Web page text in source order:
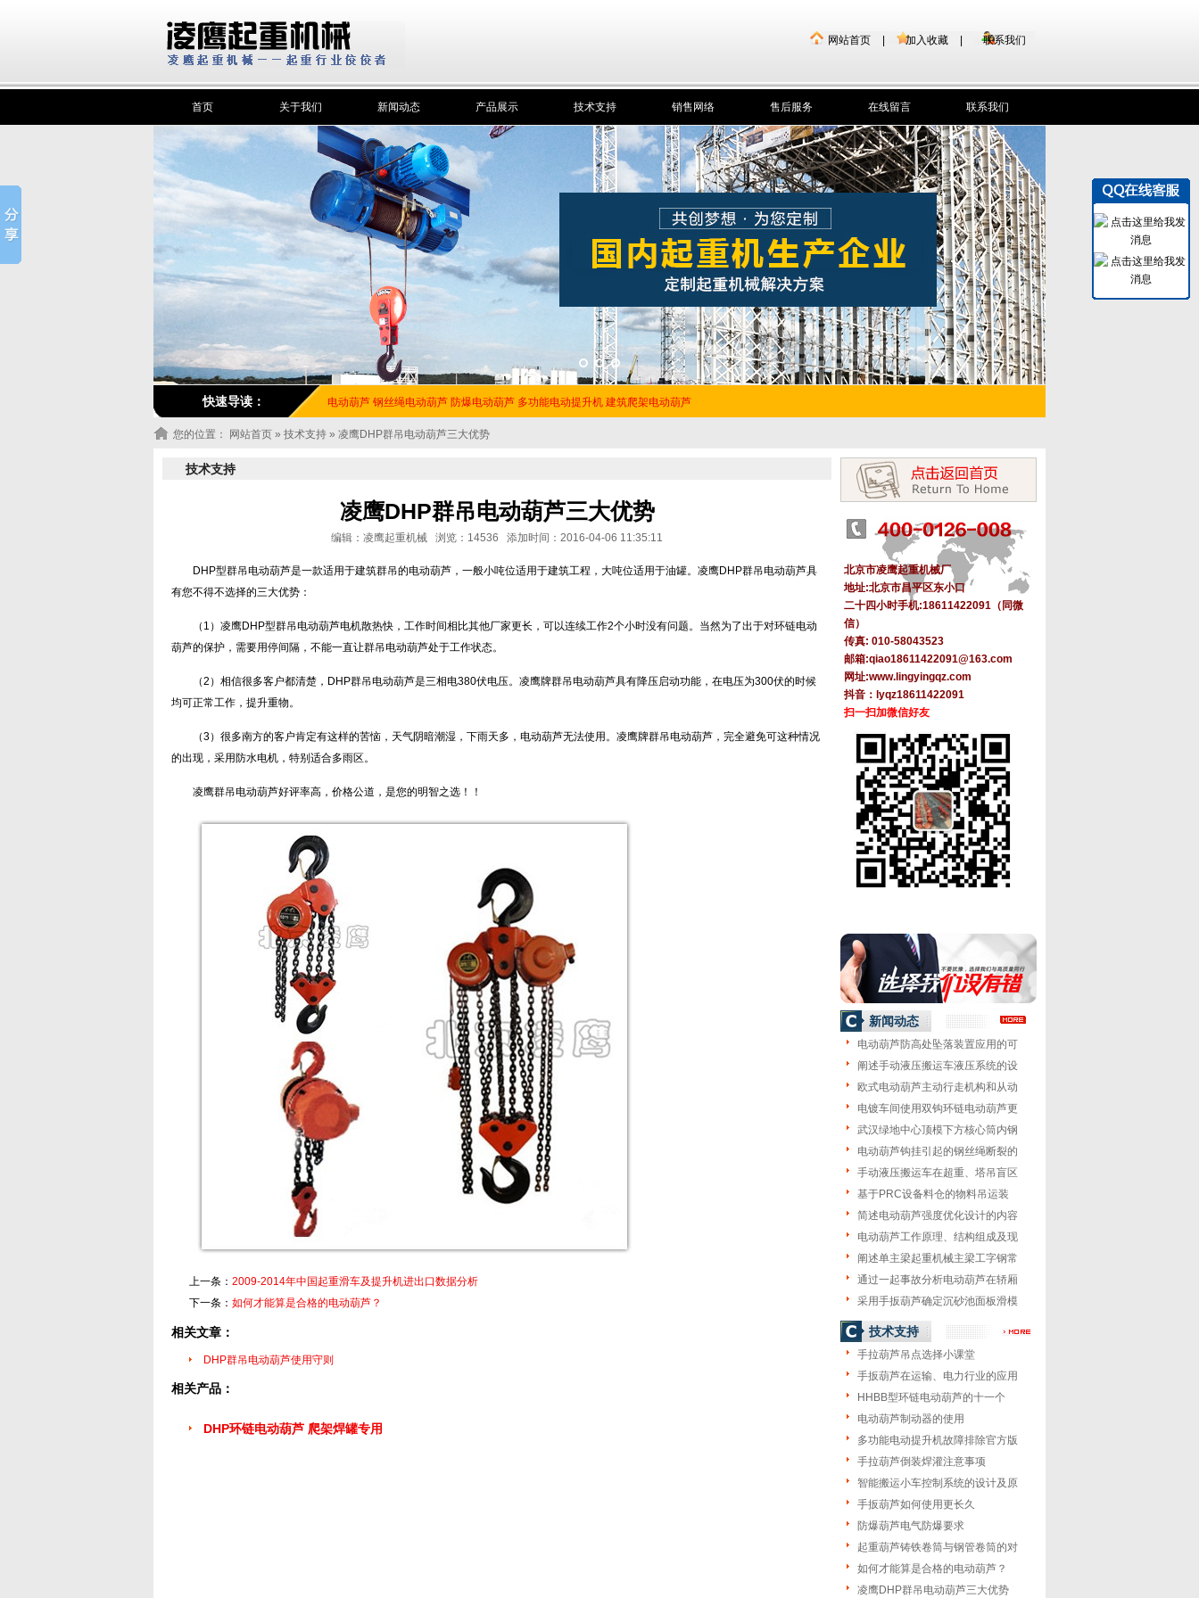
网站首页 加入收藏 联系我们
首页 关于我们 新闻动态 产品展示 技术支持 销售网络 售后服务 在线留言 联系我们
快速导读： 电动葫芦 钢丝绳电动葫芦 防爆电动葫芦 多功能电动提升机 建筑爬架电动葫芦
您的位置： 网站首页 » 技术支持 » 凌鹰DHP群吊电动葫芦三大优势
技术支持
凌鹰DHP群吊电动葫芦三大优势
编辑：凌鹰起重机械 浏览：14536 添加时间：2016-04-06 11:35:11
DHP型群吊电动葫芦是一款适用于建筑群吊的电动葫芦，一般小吨位适用于建筑工程，大吨位适用于油罐。凌鹰DHP群吊电动葫芦具
有您不得不选择的三大优势：
（1）凌鹰DHP型群吊电动葫芦电机散热快，工作时间相比其他厂家更长，可以连续工作2个小时没有问题。当然为了出于对环链电动
葫芦的保护，需要用停间隔，不能一直让群吊电动葫芦处于工作状态。
（2）相信很多客户都清楚，DHP群吊电动葫芦是三相电380伏电压。凌鹰牌群吊电动葫芦具有降压启动功能，在电压为300伏的时候
均可正常工作，提升重物。
（3）很多南方的客户肯定有这样的苦恼，天气阴暗潮湿，下雨天多，电动葫芦无法使用。凌鹰牌群吊电动葫芦，完全避免可这种情况
的出现，采用防水电机，特别适合多雨区。
凌鹰群吊电动葫芦好评率高，价格公道，是您的明智之选！！
上一条： 2009-2014年中国起重滑车及提升机进出口数据分析
下一条： 如何才能算是合格的电动葫芦？
相关文章：
DHP群吊电动葫芦使用守则
相关产品：
DHP环链电动葫芦 爬架焊罐专用
北京市凌鹰起重机械厂
地址:北京市昌平区东小口
二十四小时手机:18611422091（同微
信）
传真: 010-58043523
邮箱:qiao18611422091@163.com
网址:www.lingyingqz.com
抖音：lyqz18611422091
扫一扫加微信好友
新闻动态
电动葫芦防高处坠落装置应用的可
阐述手动液压搬运车液压系统的设
欧式电动葫芦主动行走机构和从动
电镀车间使用双钩环链电动葫芦更
武汉绿地中心顶模下方核心筒内钢
电动葫芦钩挂引起的钢丝绳断裂的
手动液压搬运车在超重、塔吊盲区
基于PRC设备料仓的物料吊运装
简述电动葫芦强度优化设计的内容
电动葫芦工作原理、结构组成及现
阐述单主梁起重机械主梁工字钢常
通过一起事故分析电动葫芦在轿厢
采用手扳葫芦确定沉砂池面板滑模
技术支持
手拉葫芦吊点选择小课堂
手扳葫芦在运输、电力行业的应用
HHBB型环链电动葫芦的十一个
电动葫芦制动器的使用
多功能电动提升机故障排除官方版
手拉葫芦倒装焊灌注意事项
智能搬运小车控制系统的设计及原
手扳葫芦如何使用更长久
防爆葫芦电气防爆要求
起重葫芦铸铁卷筒与钢管卷筒的对
如何才能算是合格的电动葫芦？
凌鹰DHP群吊电动葫芦三大优势